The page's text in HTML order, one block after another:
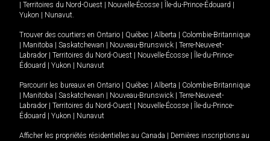
Territoires du Nord-Ouest Nouvelle-Écosse Île-du-Prince-Édouard
Yukon
Nunavut.
Trouver des courtiers en Ontario Québec Alberta
Colombie-Britannique
Manitoba Saskatchewan Nouveau-Brunswick
Terre-Neuve-et-
Labrador
Territoires du Nord-Ouest Nouvelle-Écosse
Île-du-Prince-
Édouard
Yukon Nunavut
Parcourir les bureaux en Ontario Québec Alberta
Colombie-Britannique
Manitoba Saskatchewan Nouveau-Brunswick
Terre-Neuve-et-
Labrador
Territoires du Nord-Ouest Nouvelle-Écosse
Île-du-Prince-
Édouard
Yukon Nunavut
Afficher les propriétés résidentielles au Canada
Dernières inscriptions au